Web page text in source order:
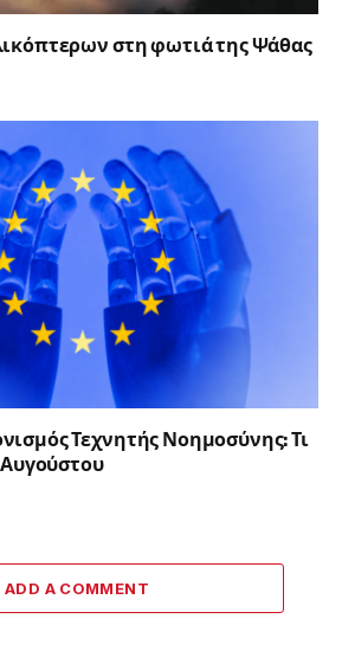
στη φωτιά της Ψάθας
Τεχνητής Νοημοσύνης: Τι
Αυγούστου
ADD A COMMENT